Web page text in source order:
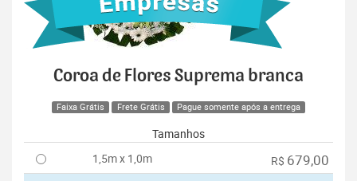
Coroa de Flores Suprema branca
Faixa Grátis Frete Grátis Pague somente após a entrega
Tamanhos
1,5m x 1,0m
R$ 679,00